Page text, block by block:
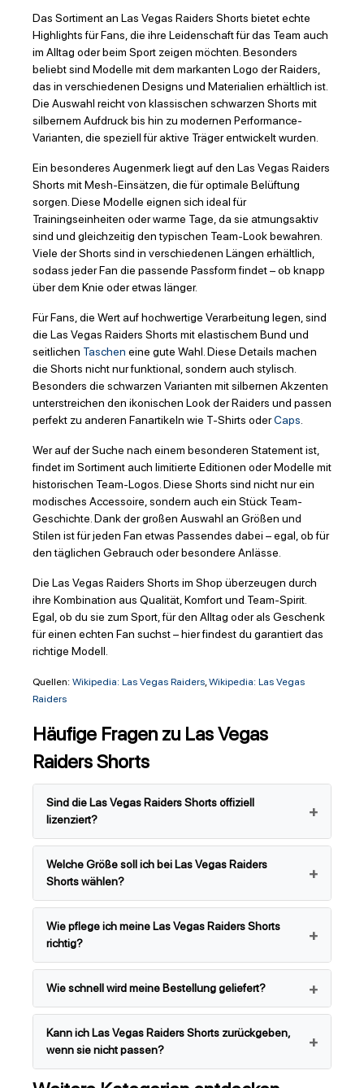
Das Sortiment an Las Vegas Raiders Shorts bietet echte
Highlights für Fans, die ihre Leidenschaft für das Team auch
im Alltag oder beim Sport zeigen möchten. Besonders
beliebt sind Modelle mit dem markanten Logo der Raiders,
das in verschiedenen Designs und Materialien erhältlich ist.
Die Auswahl reicht von klassischen schwarzen Shorts mit
silbernem Aufdruck bis hin zu modernen Performance-
Varianten, die speziell für aktive Träger entwickelt wurden.
Ein besonderes Augenmerk liegt auf den Las Vegas Raiders
Shorts mit Mesh-Einsätzen, die für optimale Belüftung
sorgen. Diese Modelle eignen sich ideal für
Trainingseinheiten oder warme Tage, da sie atmungsaktiv
sind und gleichzeitig den typischen Team-Look bewahren.
Viele der Shorts sind in verschiedenen Längen erhältlich,
sodass jeder Fan die passende Passform findet – ob knapp
über dem Knie oder etwas länger.
Für Fans, die Wert auf hochwertige Verarbeitung legen, sind
die Las Vegas Raiders Shorts mit elastischem Bund und
seitlichen Taschen eine gute Wahl. Diese Details machen
die Shorts nicht nur funktional, sondern auch stylisch.
Besonders die schwarzen Varianten mit silbernen Akzenten
unterstreichen den ikonischen Look der Raiders und passen
perfekt zu anderen Fanartikeln wie T-Shirts oderCaps.
Wer auf der Suche nach einem besonderen Statement ist,
findet im Sortiment auch limitierte Editionen oder Modelle mit
historischen Team-Logos. Diese Shorts sind nicht nur ein
modisches Accessoire, sondern auch ein Stück Team-
Geschichte. Dank der großen Auswahl an Größen und
Stilen ist für jeden Fan etwas Passendes dabei – egal, ob für
den täglichen Gebrauch oder besondere Anlässe.
Die Las Vegas Raiders Shorts im Shop überzeugen durch
ihre Kombination aus Qualität, Komfort und Team-Spirit.
Egal, ob du sie zum Sport, für den Alltag oder als Geschenk
für einen echten Fan suchst – hier findest du garantiert das
richtige Modell.
Quellen: Wikipedia: Las Vegas Raiders, Wikipedia: Las Vegas
Raiders
Häufige Fragen zu Las Vegas
Raiders Shorts
Sind die Las Vegas Raiders Shorts offiziell
lizenziert?
Welche Größe soll ich bei Las Vegas Raiders
Shorts wählen?
Wie pflege ich meine Las Vegas Raiders Shorts
richtig?
Wie schnell wird meine Bestellung geliefert?
Kann ich Las Vegas Raiders Shorts zurückgeben,
wenn sie nicht passen?